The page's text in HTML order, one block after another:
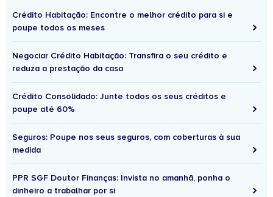
Crédito Habitação: Encontre o melhor crédito para si e
poupe todos os meses
Negociar Crédito Habitação: Transfira o seu crédito e
reduza a prestação da casa
Crédito Consolidado: Junte todos os seus créditos e
poupe até 60%
Seguros: Poupe nos seus seguros, com coberturas à sua
medida
PPR SGF Doutor Finanças: Invista no amanhã, ponha o
dinheiro a trabalhar por si